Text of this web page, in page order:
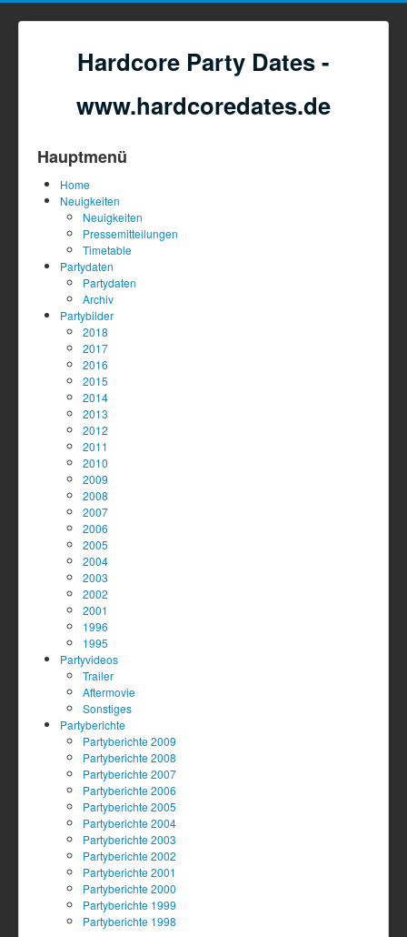
Hardcore Party Dates -
www.hardcoredates.de
Hauptmenü
Home
Neuigkeiten
Neuigkeiten
Pressemitteilungen
Timetable
Partydaten
Partydaten
Archiv
Partybilder
2018
2017
2016
2015
2014
2013
2012
2011
2010
2009
2008
2007
2006
2005
2004
2003
2002
2001
1996
1995
Partyvideos
Trailer
Aftermovie
Sonstiges
Partyberichte
Partyberichte 2009
Partyberichte 2008
Partyberichte 2007
Partyberichte 2006
Partyberichte 2005
Partyberichte 2004
Partyberichte 2003
Partyberichte 2002
Partyberichte 2001
Partyberichte 2000
Partyberichte 1999
Partyberichte 1998